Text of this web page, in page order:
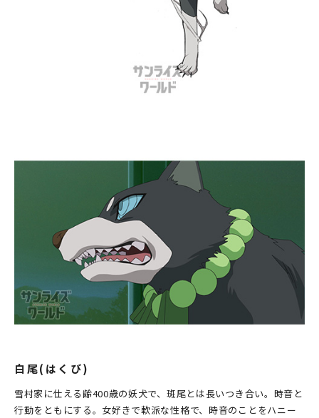
白尾(はくび)
雪村家に仕える齢400歳の妖犬で、斑尾とは長いつき合い。時音と
行動をともにする。女好きで軟派な性格で、時音のことをハニー